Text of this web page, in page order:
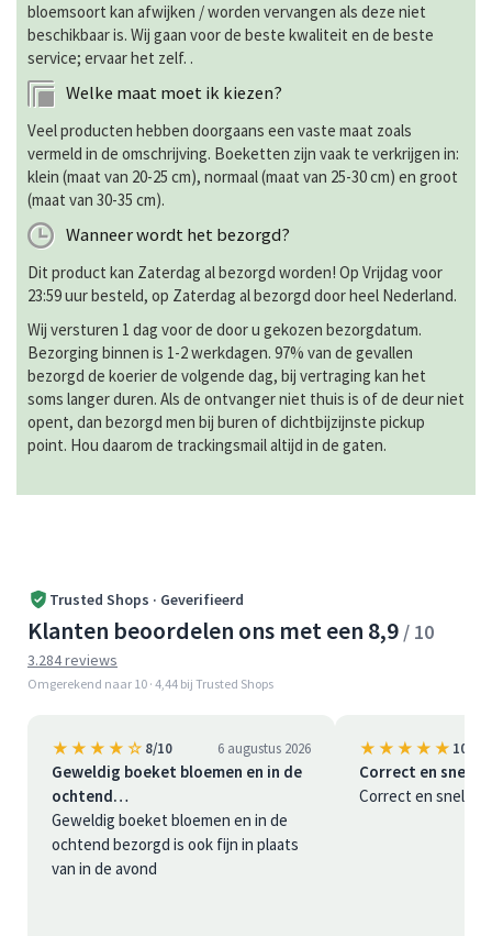
bloemsoort kan afwijken / worden vervangen als deze niet
beschikbaar is. Wij gaan voor de beste kwaliteit en de beste
service; ervaar het zelf. .
Welke maat moet ik kiezen?
Veel producten hebben doorgaans een vaste maat zoals
vermeld in de omschrijving. Boeketten zijn vaak te verkrijgen in:
klein (maat van 20-25 cm), normaal (maat van 25-30 cm) en groot
(maat van 30-35 cm).
Wanneer wordt het bezorgd?
Dit product kan Zaterdag al bezorgd worden! Op Vrijdag voor
23:59 uur besteld, op Zaterdag al bezorgd door heel Nederland.
Wij versturen 1 dag voor de door u gekozen bezorgdatum.
Bezorging binnen is 1-2 werkdagen. 97% van de gevallen
bezorgd de koerier de volgende dag, bij vertraging kan het
soms langer duren. Als de ontvanger niet thuis is of de deur niet
opent, dan bezorgd men bij buren of dichtbijzijnste pickup
point. Hou daarom de trackingsmail altijd in de gaten.
Trusted Shops · Geverifieerd
Klanten beoordelen ons met een 8,9 / 10
3.284 reviews
Omgerekend naar 10 · 4,44 bij Trusted Shops
★★★★☆ 8/10 6 augustus 2026
Geweldig boeket bloemen en in de
ochtend…
Geweldig boeket bloemen en in de
ochtend bezorgd is ook fijn in plaats
van in de avond
★★★★★ 10/10
Correct en snel
Correct en snel